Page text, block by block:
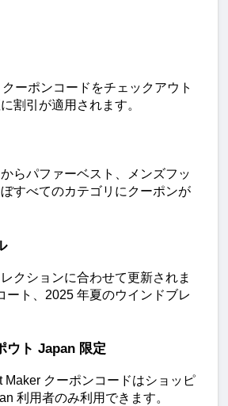
ーポンコードをチェックアウト
割引が適用されます。
らパファーベスト、メンズフッ
すべてのカテゴリにクーポンが
クションに合わせて更新されま
ト、2025 年夏のウインドブレ
ウト Japan 限定
Maker クーポンコードはショッピ
利用者のみ利用できます。